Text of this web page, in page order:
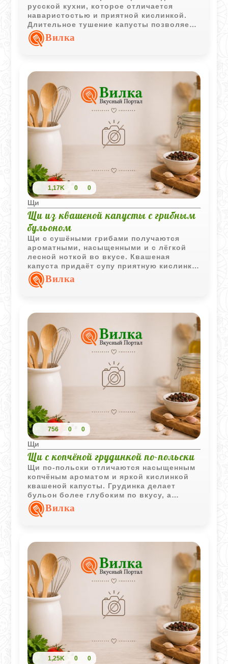
русской кухни, которое отличается
наваристостью и приятной кислинкой.
Длительное тушение капусты позволяет
добиться мягкости и глубокого аромата,
а сметана и свежая зелень гармонично
Вилка
1,17K 0 0
Щи
Щи из квашеной капусты с грибным
бульоном
Щи с сушёными грибами получаются
ароматными, насыщенными и с лёгкой
лесной ноткой во вкусе. Квашеная
капуста придаёт супу приятную кислинку,
а грибной бульон делает блюдо
особенно уютным и глубоким по аромату.
Вилка
756 0 0
Щи
Щи с копчёной грудинкой по-польски
Щи по-польски отличаются насыщенным
копчёным ароматом и яркой кислинкой
квашеной капусты. Грудинка делает
бульон более глубоким по вкусу, а
подача с горячим отварным картофелем
превращает блюдо в сытный и
Вилка
1,25K 0 0